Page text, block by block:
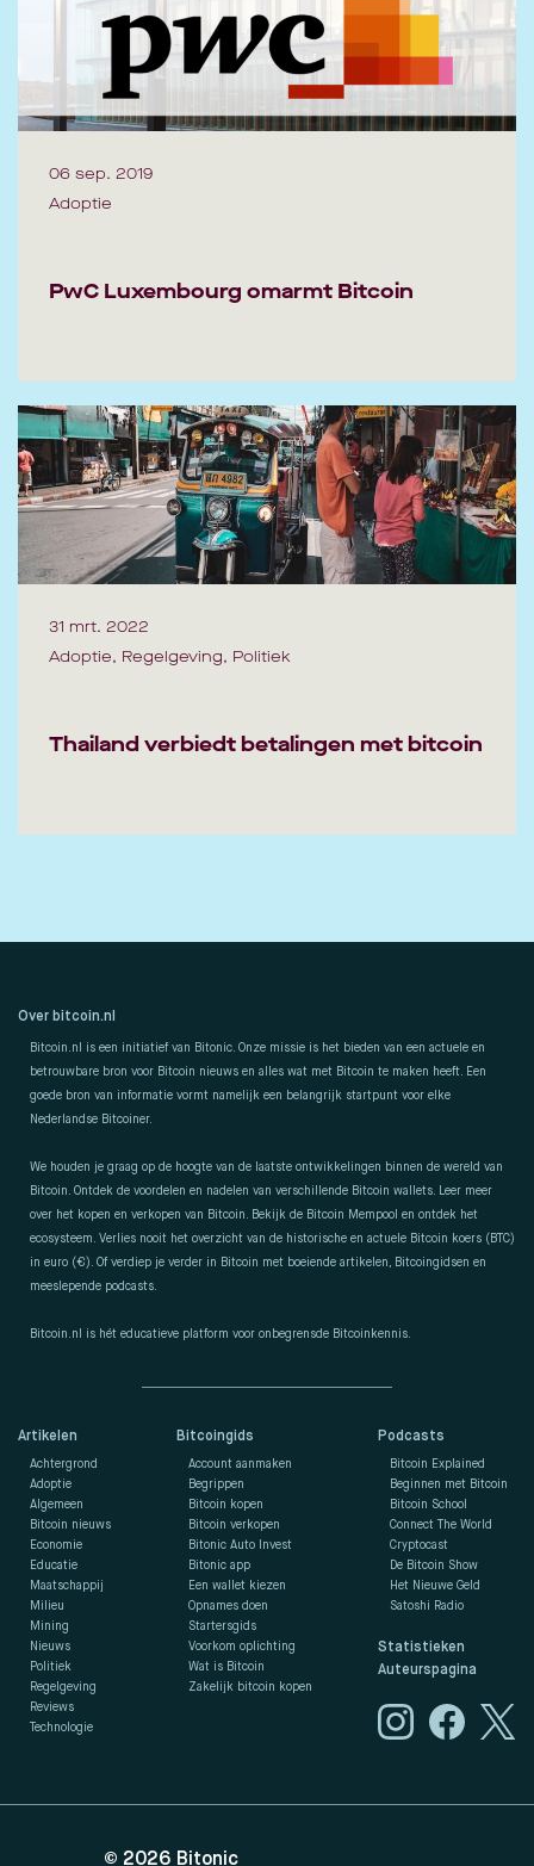
06 sep. 2019
Adoptie
PwC Luxembourg omarmt Bitcoin
31 mrt. 2022
Adoptie, Regelgeving, Politiek
Thailand verbiedt betalingen met bitcoin
Artikelen
Achtergrond
Adoptie
Algemeen
Bitcoin nieuws
Economie
Educatie
Maatschappij
Milieu
Mining
Nieuws
Politiek
Regelgeving
Reviews
Technologie
Bitcoingids
Account aanmaken
Begrippen
Bitcoin kopen
Bitcoin verkopen
Bitonic Auto Invest
Bitonic app
Een wallet kiezen
Opnames doen
Startersgids
Voorkom oplichting
Wat is Bitcoin
Zakelijk bitcoin kopen
Podcasts
Bitcoin Explained
Beginnen met Bitcoin
Bitcoin School
Connect The World
Cryptocast
De Bitcoin Show
Het Nieuwe Geld
Satoshi Radio
Statistieken
Auteurspagina
Over bitcoin.nl
Bitcoin.nl is een initiatief van Bitonic. Onze missie is het bieden van een actuele en
betrouwbare bron voor Bitcoin nieuws en alles wat met Bitcoin te maken heeft. Een
goede bron van informatie vormt namelijk een belangrijk startpunt voor elke
Nederlandse Bitcoiner.
We houden je graag op de hoogte van de laatste ontwikkelingen binnen de wereld van
Bitcoin. Ontdek de voordelen en nadelen van verschillende Bitcoin wallets. Leer meer
over het kopen en verkopen van Bitcoin. Bekijk de Bitcoin Mempool en ontdek het
ecosysteem. Verlies nooit het overzicht van de historische en actuele Bitcoin koers (BTC)
in euro (€). Of verdiep je verder in Bitcoin met boeiende artikelen, Bitcoingidsen en
meeslepende podcasts.
Bitcoin.nl is hét educatieve platform voor onbegrensde Bitcoinkennis.
© 2026 Bitonic